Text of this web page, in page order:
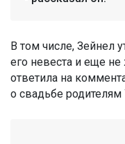
В том числе, Зейнел
его невеста и еще
ответила на
о свадьбе